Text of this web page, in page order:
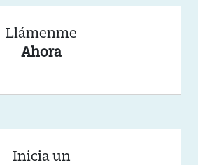
Llámenme
Ahora
Inicia un